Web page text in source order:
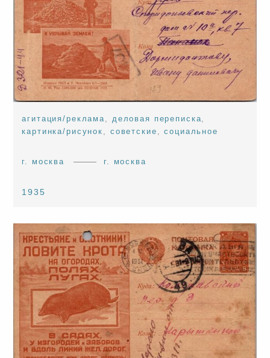
агитация/реклама деловая переписка
картинка/рисунок
советские ,социальное
г. москва г. москва
1935